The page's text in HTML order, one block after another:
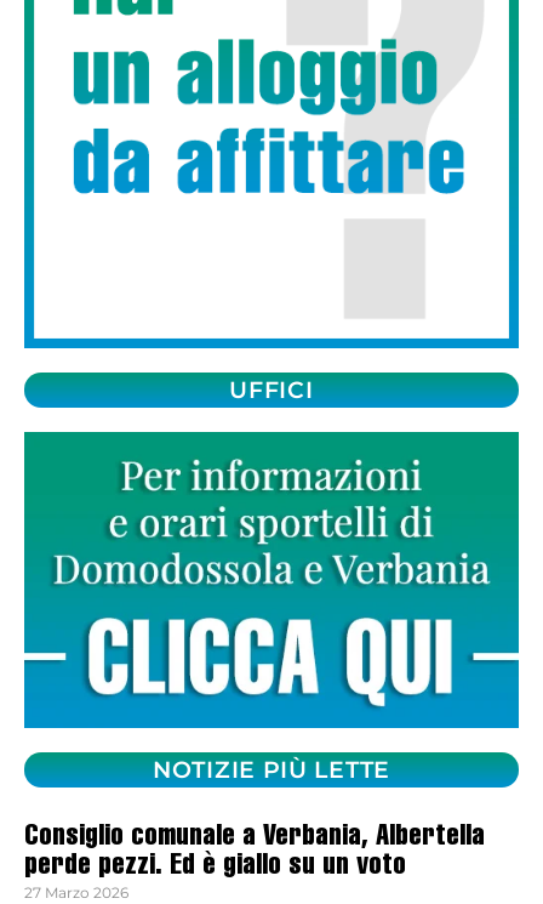
UFFICI
NOTIZIE PIÙ LETTE
Consiglio comunale a Verbania, Albertella
perde pezzi. Ed è giallo su un voto
27 Marzo 2026